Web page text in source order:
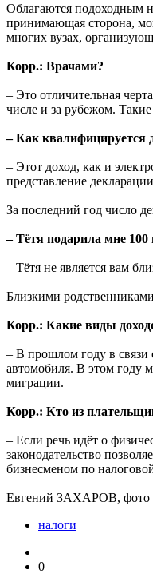
Облагаются подоходным
принимающая сторона,
многих вузах,
Корр.: Врачами?
– Это отличительная
числе и за рубежом.
– Как квалифицируется
– Этот доход, как и
представление
За последний год число
– Тётя подарила мне
– Тётя не является вам
Близкими
Корр.: Какие виды
– В прошлом году в связи
автомобиля. В этом году
миграции.
Корр.: Кто из
– Если речь идёт о
законодательство
бизнесменом по
Евгений ЗАХАРОВ, фото
налоги
0